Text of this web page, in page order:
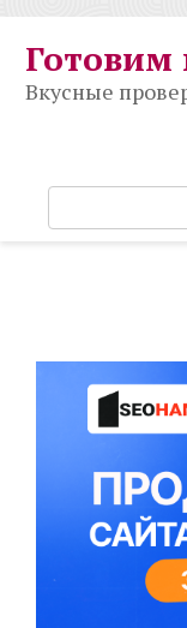
контенту
Вкусные
о